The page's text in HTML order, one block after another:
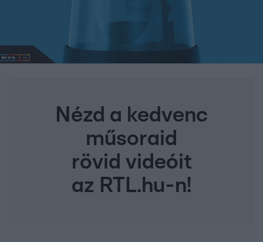
Nézd a kedvenc
műsoraid
rövid videóit
az RTL.hu-n!